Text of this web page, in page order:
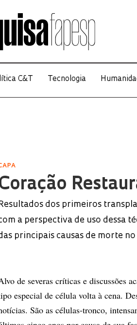
C&T Tecnologia
dos primeiros
a perspectiva de uso dessa
principais causas de morte
de severas críticas e discussões
especial de célula volta à cena.
São as células-tronco,